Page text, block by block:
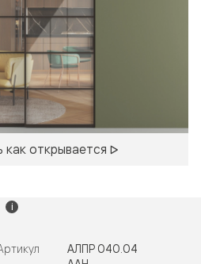
открывается
i
АЛПР 040.04